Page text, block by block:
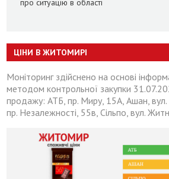
про ситуацію в області
ЦІНИ В ЖИТОМИРІ
Моніторинг здійснено на основі
методом контрольної закупки
продажу: АТБ, пр. Миру, 15А, Ашан, вул.
пр. Незалежності, 55в, Сільпо, вул.